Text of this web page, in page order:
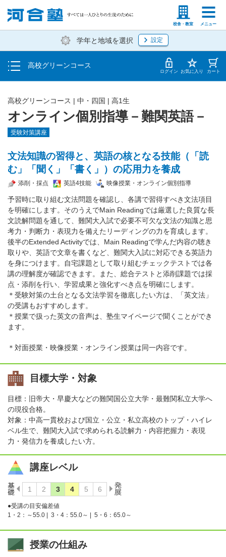
校舎・教室 メニュー
塾生の方 高等学校の先生
学年と地域を選択 設定
高校グリーンコース
学費の仕組み・支払方法
受講開始までの流れ
校舎・教室一覧 ログイン お気に入り カート
高校グリーンコース | 中・四国 | 高1生
オンライン個別指導－難関英語－
受験対策講座
文法知識の習得と、英語の核となる技能（「読
む」「聞く」「書く」）の応用力を養成
添削・採点 英語4技能 映像授業・オンライン個別指導
予習時に取り組む文法問題を確認し、各講で習得すべき文法項目
を明確にします。そのうえでMain Readingでは厳選した良質な長
文読解問題を通して、難関大入試で必要不可欠な文法の知識と思
考力・判断力・表現力を備えたリーディングの力を育成します。
後半のExtended Activityでは、Main Readingで学んだ内容の聴き
取りや、英語で文章を書くなど、難関大入試に対応できる英語力
を身につけます。自宅課題として取り組むチェックテストでは各
講の理解度が確認できます。また、総合テストと添削課題では採
点・添削を行い、学習成果と強化すべき点を明確にします。
＊受験対策の土台となる文法学習を徹底したい方は、「英文法」
の受講もおすすめします。
＊授業で扱った英文の音声は、塾生マイページで聞くことができ
ます。
＊対面授業・映像授業・オンライン授業は同一内容です。
目標大学・対象
目標：旧帝大・早慶大などの難関国公立大学・最難関私立大学へ
の現役合格。
対象：中高一貫校および国立・公立・私立高校のトップ・ハイレ
ベル生で、難関大入試で求められる読解力・内容把握力・表現
力・発信力を養成したい方。
講座レベル
●受講の目安偏差値
1・2：～55.0 |
3・4：55.0～ | 5・6：65.0～
授業の仕組み